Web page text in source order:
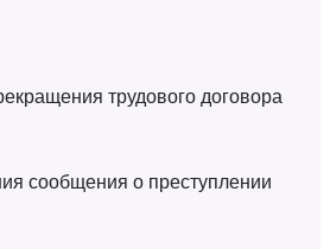
трудового договора
сообщения о преступлении